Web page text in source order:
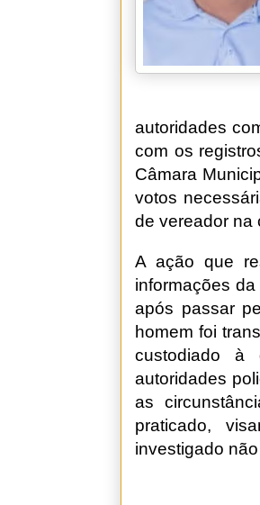
autoridades
com os
Câmara
votos
de vereador na
A ação que
informações
após passar
homem foi
custodiado à
autoridades
as
praticado,
investigado